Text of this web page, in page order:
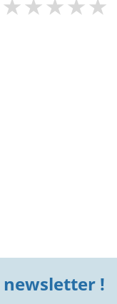
newsletter !